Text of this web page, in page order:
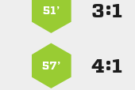
:
51’
:
57’